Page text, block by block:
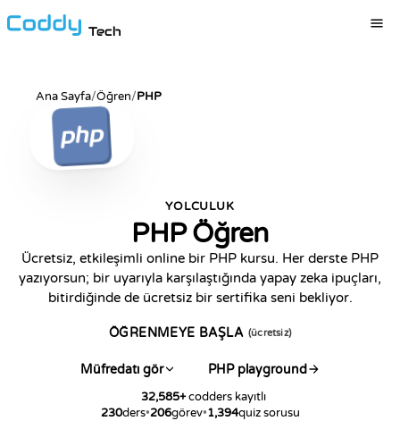
Tech
Ana Sayfa/Öğren/PHP
YOLCULUK
PHP Öğren
Ücretsiz, etkileşimli online bir PHP kursu. Her derste PHP
yazıyorsun; bir uyarıyla karşılaştığında yapay zeka ipuçları,
bitirdiğinde de ücretsiz bir sertifika seni bekliyor.
ÖĞRENMEYE BAŞLA (ücretsiz)
Müfredatı gör PHP playground
32,585+codders kayıtlı
230ders•206görev•1,394quiz sorusu